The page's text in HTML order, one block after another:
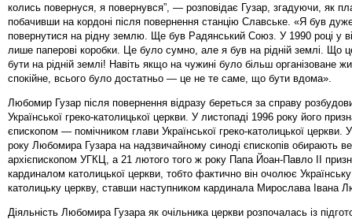
колись повернуся, я повернувся”, — розповідає Гузар, згадуючи, як
побачивши на кордоні після повернення станцію Славське. «Я був
повернутися на рідну землю. Ще був Радянський Союз. У 1990 році у
лише паперові коробки. Це було сумно, але я був на рідній землі. Що
бути на рідній землі! Навіть якщо на чужині було більш організоване
спокійне, всього було достатньо — це не те саме, що бути вдома».
Любомир Гузар після повернення відразу береться за справу
Української греко-католицької церкви. У листопаді 1996 року його
єпископом — помічником глави Української греко-католицької церкви. У
року Любомира Гузара на надзвичайному синоді єпископів обирають
архієпископом УГКЦ, а 21 лютого того ж року Папа Йоан-Павло II
кардиналом католицької церкви, тобто фактично він очолює Українську
католицьку церкву, ставши наступником кардинала Мирослава Івана
Діяльність Любомира Гузара як очільника церкви розпочалась із